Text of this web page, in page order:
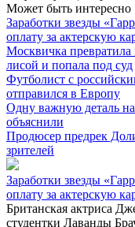
Может быть интересно
Заработки звезды
оплату за актерскую
Москвичка превратила
лисой и попала под суд
Футболист с
отправился в Европу
Одну важную деталь
объяснили
Продюсер предрек
зрителей
Заработки звезды
оплату за актерскую
Британская актриса
студентки Лаванды